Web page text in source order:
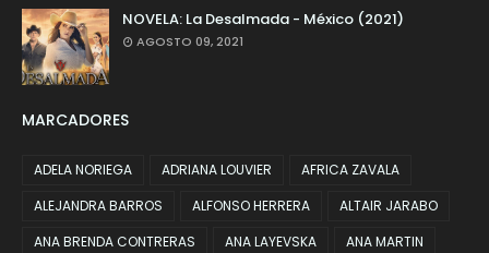
NOVELA: La Desalmada - México (2021)
AGOSTO 09, 2021
MARCADORES
ADELA NORIEGA ADRIANA LOUVIER
AFRICA ZAVALA
ALEJANDRA BARROS
ALFONSO HERRERA
ALTAIR JARABO
ANA BRENDA CONTRERAS
ANA LAYEVSKA
ANA MARTIN